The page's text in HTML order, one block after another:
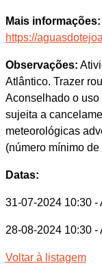
Mais informações:
https://
Observações:
Atlântico. Trazer
Aconselhado o uso
sujeita a
meteorológicas
(número mínimo de
Datas:
31-07-2024 10:30 -
28-08-2024 10:30 -
Voltar à listagem